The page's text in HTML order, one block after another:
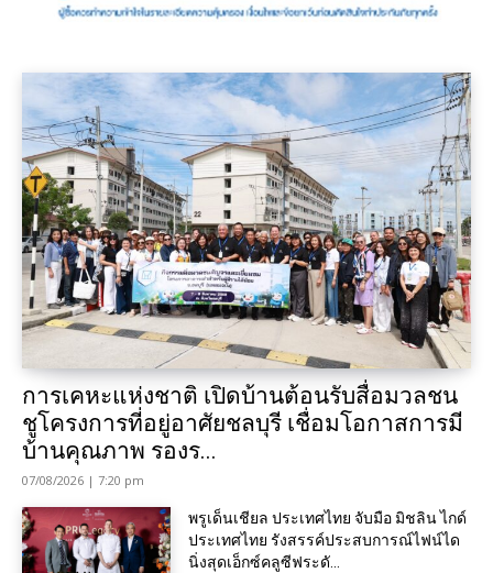
การเคหะแห่งชาติ เปิดบ้านต้อนรับสื่อมวลชน
ชูโครงการที่อยู่อาศัยชลบุรี เชื่อมโอกาสการมี
บ้านคุณภาพ รองร...
07/08/2026 | 7:20 pm
พรูเด็นเชียล ประเทศไทย จับมือ มิชลิน ไกด์
ประเทศไทย รังสรรค์ประสบการณ์ไฟน์ได
นิ่งสุดเอ็กซ์คลูซีฟระดั...